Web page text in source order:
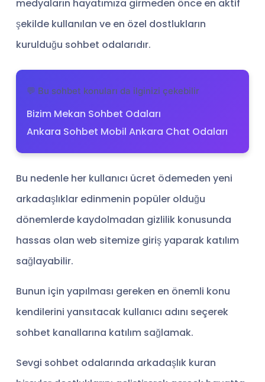
medyaların hayatımıza girmeden önce en aktif
şekilde kullanılan ve en özel dostlukların
kurulduğu sohbet odalarıdır.
💬 Bu sohbet konuları da ilginizi çekebilir
Bizim Mekan Sohbet Odaları
Ankara Sohbet Mobil Ankara Chat Odaları
Bu nedenle her kullanıcı ücret ödemeden yeni
arkadaşlıklar edinmenin popüler olduğu
dönemlerde kaydolmadan gizlilik konusunda
hassas olan web sitemize giriş yaparak katılım
sağlayabilir.
Bunun için yapılması gereken en önemli konu
kendilerini yansıtacak kullanıcı adını seçerek
sohbet kanallarına katılım sağlamak.
Sevgi sohbet odalarında arkadaşlık kuran